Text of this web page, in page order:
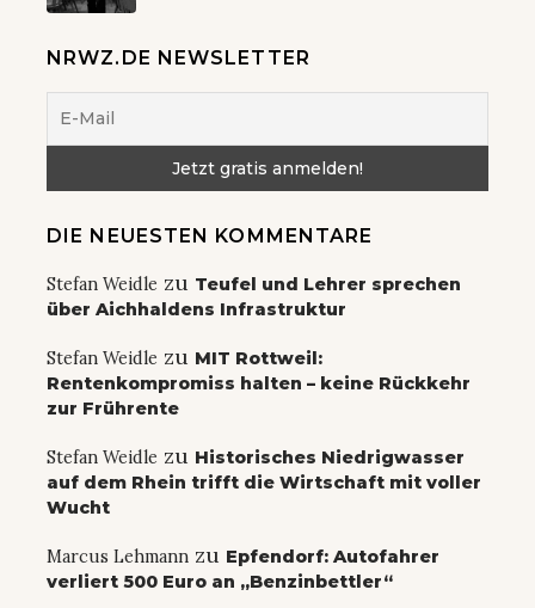
NRWZ.DE NEWSLETTER
DIE NEUESTEN KOMMENTARE
Stefan Weidle zu Teufel und Lehrer sprechen
über Aichhaldens Infrastruktur
Stefan Weidle zu MIT Rottweil:
Rentenkompromiss halten – keine Rückkehr
zur Frührente
Stefan Weidle zu Historisches Niedrigwasser
auf dem Rhein trifft die Wirtschaft mit voller
Wucht
Marcus Lehmann zu Epfendorf: Autofahrer
verliert 500 Euro an „Benzinbettler“